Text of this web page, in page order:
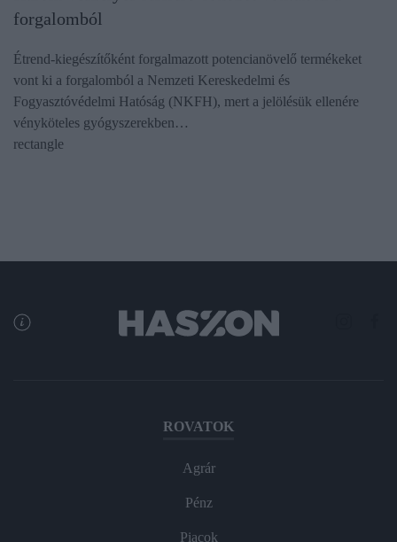
forgalomból
Étrend-kiegészítőként forgalmazott potencianövelő termékeket
vont ki a forgalomból a Nemzeti Kereskedelmi és
Fogyasztóvédelmi Hatóság (NKFH), mert a jelölésük ellenére
vényköteles gyógyszerekben…
rectangle
ROVATOK
Agrár
Pénz
Piacok